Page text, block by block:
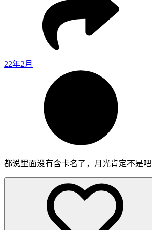
22年2月
都说里面没有含卡名了，月光肯定不是吧